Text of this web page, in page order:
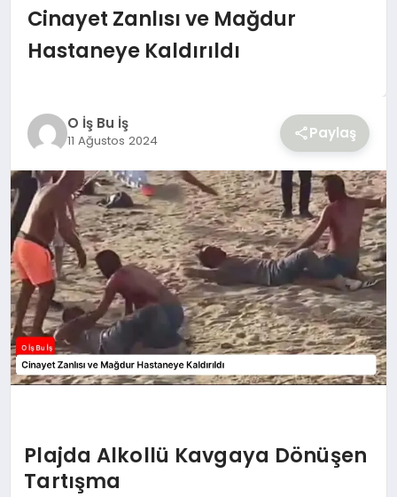
GÜNCEL
SIYASET
YAŞAM
Cinayet Zanlısı ve Mağdur
Hastaneye Kaldırıldı
O İş Bu İş
11 Ağustos 2024 Paylaş
Plajda Alkollü Kavgaya Dönüşen
Tartışma